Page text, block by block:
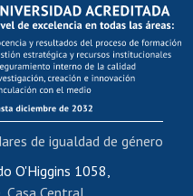
AUCAI
os
capacitación
personal
interna
renta
honorarios
O'Higgins 1058,
de igualdad de género